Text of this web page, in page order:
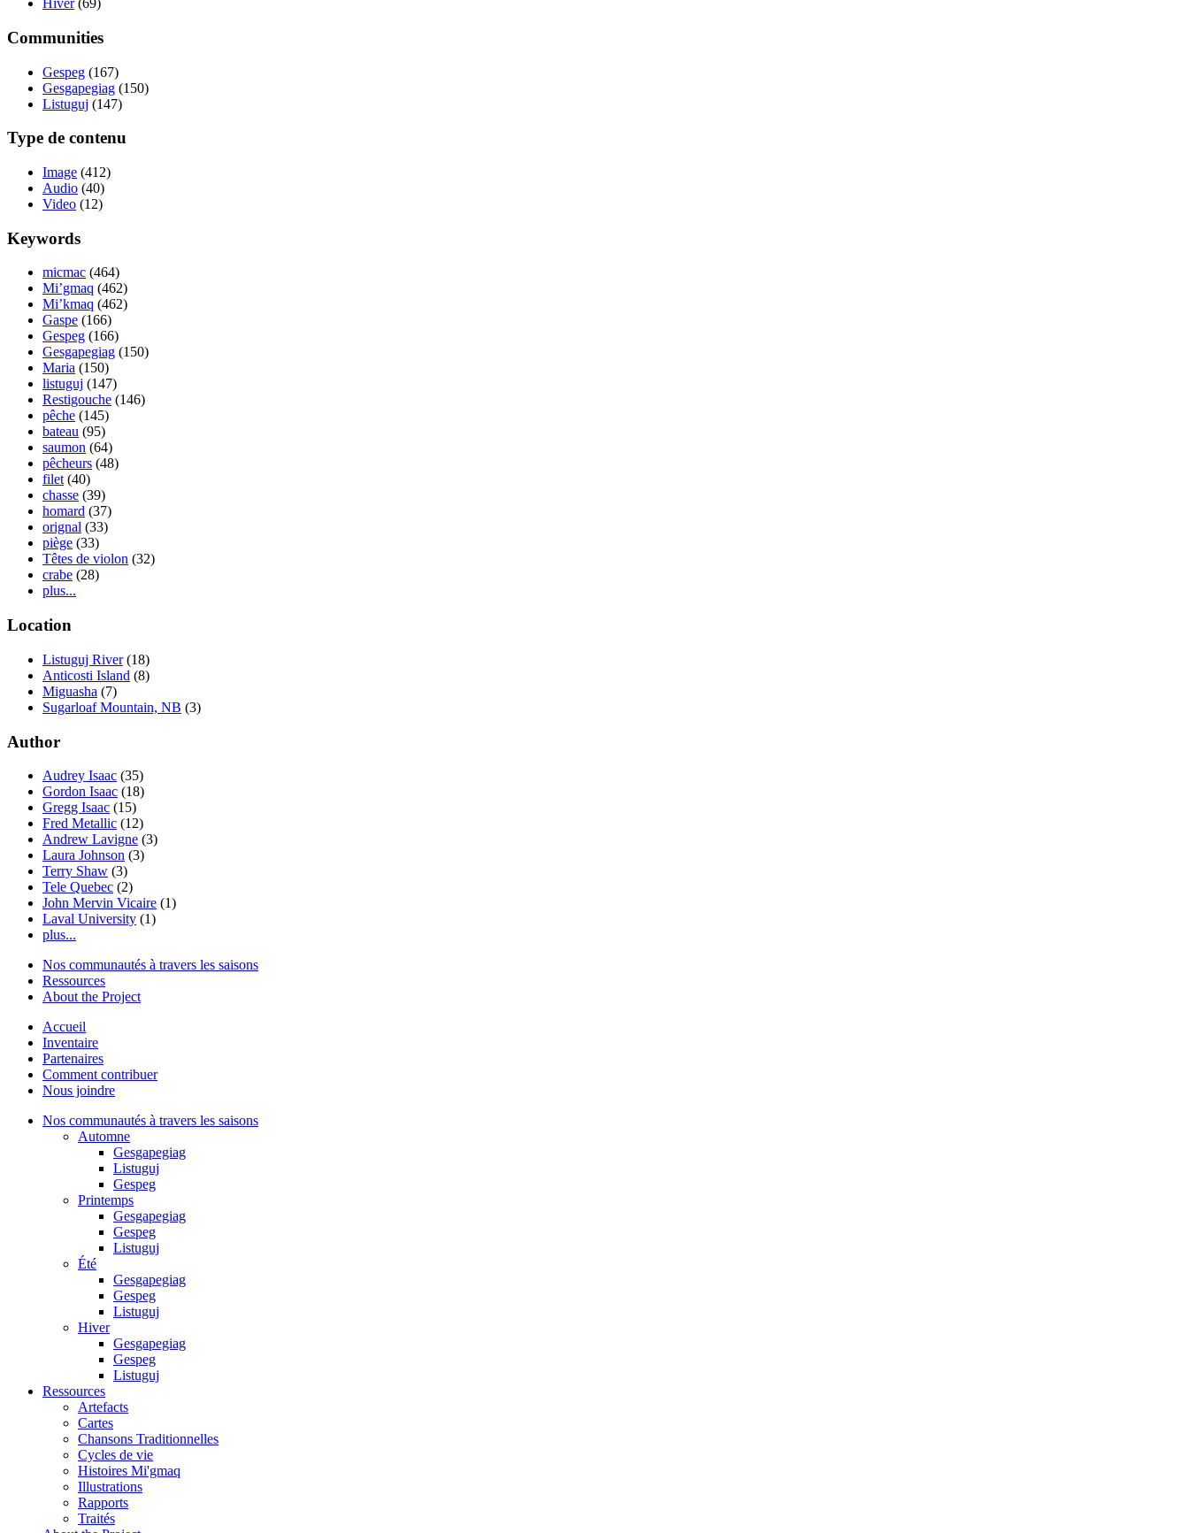
Hiver(69)
Communities
Gespeg (167)
Gesgapegiag (150)
Listuguj (147)
Type de contenu
Image (412)
Audio (40)
Video (12)
Keywords
micmac (464)
Mi’gmaq (462)
Mi’kmaq (462)
Gaspe (166)
Gespeg (166)
Gesgapegiag (150)
Maria (150)
listuguj (147)
Restigouche (146)
pêche (145)
bateau (95)
saumon (64)
pêcheurs (48)
filet(40)
chasse (39)
homard (37)
orignal (33)
piège (33)
Têtes de violon (32)
crabe (28)
plus...
Location
Listuguj River(18)
Anticosti Island (8)
Miguasha (7)
Sugarloaf Mountain, NB (3)
Author
Audrey Isaac (35)
Gordon Isaac (18)
Gregg Isaac (15)
Fred Metallic (12)
Andrew Lavigne (3)
Laura Johnson (3)
Terry Shaw (3)
Tele Quebec (2)
John Mervin Vicaire (1)
Laval University (1)
plus...
Nos communautés à travers les saisons
Ressources
About the Project
Accueil
Inventaire
Partenaires
Comment contribuer
Nous joindre
Nos communautés à travers les saisons
Automne
Gesgapegiag
Listuguj
Gespeg
Printemps
Gesgapegiag
Gespeg
Listuguj
Été
Gesgapegiag
Gespeg
Listuguj
Hiver
Gesgapegiag
Gespeg
Listuguj
Ressources
Artefacts
Cartes
Chansons Traditionnelles
Cycles de vie
Histoires Mi'gmaq
Illustrations
Rapports
Traités